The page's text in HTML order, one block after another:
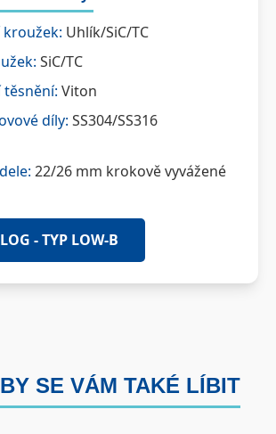
Uhlík/SiC/TC
SiC/TC
Viton
díly: SS304/SS316
22/26 mm krokově vyvážené
- TYP LOW-B
SE VÁM TAKÉ LÍBIT